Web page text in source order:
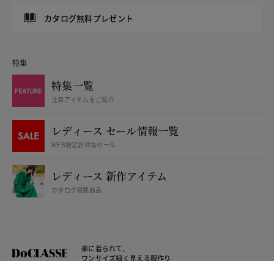
カタログ無料プレゼント
特集
特集一覧
注目アイテムをご紹介
レディース セール情報一覧
WEB限定お得なセール
レディース 新作アイテム
カタログ掲載商品
楽に着られて、
ワンサイズ細く見える服作り